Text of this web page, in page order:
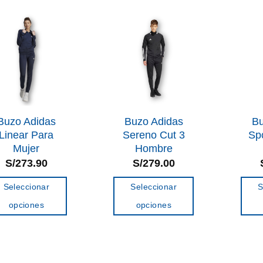
Las
opciones
se
pueden
elegir
en
la
página
de
producto
opciones
se
pueden
elegir
en
página
de
producto
Adidas
Linear Para
Mujer
S/273.90
Seleccionar
opciones
Buzo Adidas
Sereno Cut 3
Hombre
S/279.00
Seleccionar
opciones